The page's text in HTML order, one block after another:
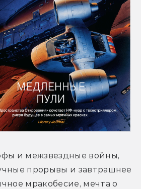
и межзвездные войны,
прорывы и завтрашнее
мракобесие, мечта о